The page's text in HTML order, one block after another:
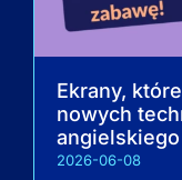
Ekrany,
nowych
2026-06-08